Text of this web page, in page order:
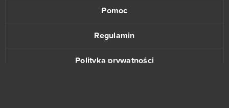
Pomoc
Regulamin
Polityka prywatności